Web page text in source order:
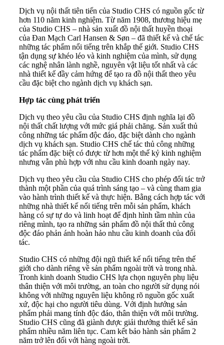
Dịch vụ nội thất tiên tiến của Studio CHS có nguồn gốc từ
hơn 110 năm kinh nghiệm. Từ năm 1908, thương hiệu mẹ
của Studio CHS – nhà sản xuất đồ nội thất huyền thoại
của Đan Mạch Carl Hansen & Søn – đã thiết kế và chế tác
những tác phẩm nổi tiếng trên khắp thế giới. Studio CHS
tận dụng sự khéo léo và kinh nghiệm của mình, sử dụng
các nghệ nhân lành nghề, nguyên vật liệu tốt nhất và các
nhà thiết kế đầy cảm hứng để tạo ra đồ nội thất theo yêu
cầu đặc biệt cho ngành dịch vụ khách sạn.
Hợp tác cùng phát triển
Dịch vụ theo yêu cầu của Studio CHS định nghĩa lại đồ
nội thất chất lượng với mức giá phải chăng. Sản xuất thủ
công những tác phẩm độc đáo, đặc biệt dành cho ngành
dịch vụ khách sạn. Studio CHS chế tác thủ công những
tác phẩm đặc biệt có được từ hơn một thế kỷ kinh nghiệm
nhưng vẫn phù hợp với nhu cầu kinh doanh ngày nay.
Dịch vụ theo yêu cầu của Studio CHS cho phép đối tác trở
thành một phần của quá trình sáng tạo – và cùng tham gia
vào hành trình thiết kế và thực hiện. Bằng cách hợp tác với
những nhà thiết kế nổi tiếng trên mỗi sản phẩm, khách
hàng có sự tự do và linh hoạt để định hình tầm nhìn của
riêng mình, tạo ra những sản phẩm đồ nội thất thủ công
độc đáo phản ánh hoàn hảo nhu cầu kinh doanh của đối
tác.
Studio CHS có những đội ngũ thiết kế nổi tiếng trên thế
giới cho dành riêng về sản phẩm ngoài trời và trong nhà.
Tronh kinh doanh Studio CHS lựa chọn nguyên phụ liệu
thân thiện với môi trường, an toàn cho người sử dụng nói
không với những nguyên liệu không rõ nguồn gốc xuất
xứ, độc hại cho người tiêu dùng. Với định hướng sản
phẩm phải mang tính độc đáo, thân thiện với môi trường.
Studio CHS cũng đã giành được giải thưởng thiết kế sản
phẩm nhiều năm liên tục. Cam kết bảo hành sản phẩm 2
năm trở lên đối với hàng ngoài trời.